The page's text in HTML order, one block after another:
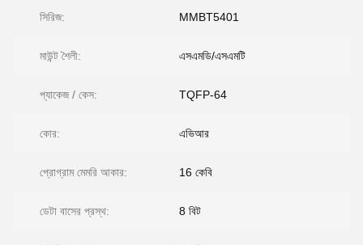
সিরিজ: MMBT5401
মাউন্ট শৈলী: এসএমডি/এসএমটি
প্যাকেজ / কেস: TQFP-64
কোর: এভিআর
প্রোগ্রাম মেমরি আকার: 16 কেবি
ডেটা বাসের প্রস্থ: 8 বিট